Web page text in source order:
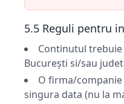
5.5 Reguli pentru
Continutul
București si/sau
O firma/
singura data (nu la